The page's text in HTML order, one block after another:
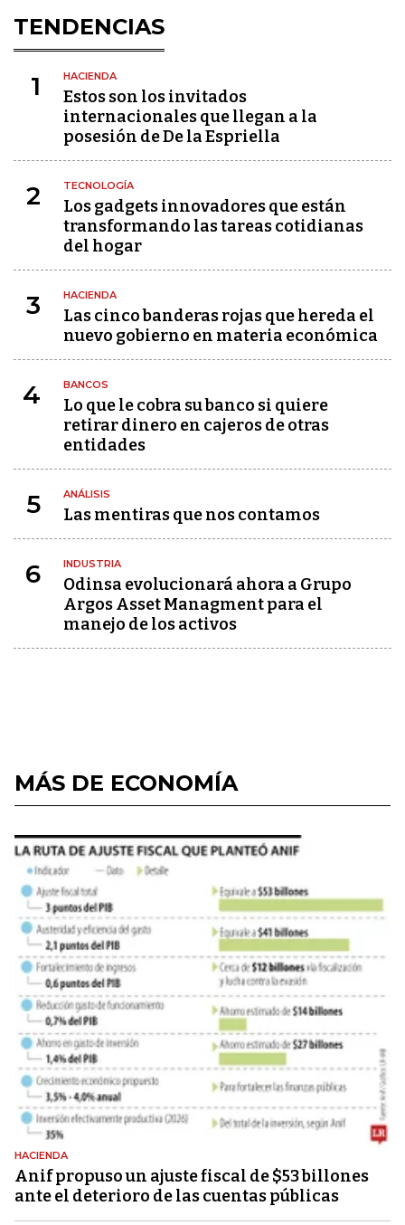
TENDENCIAS
1 HACIENDA
Estos son los invitados
internacionales que llegan a la
posesión de De la Espriella
2 TECNOLOGÍA
Los gadgets innovadores que están
transformando las tareas cotidianas
del hogar
3 HACIENDA
Las cinco banderas rojas que hereda el
nuevo gobierno en materia económica
4 BANCOS
Lo que le cobra su banco si quiere
retirar dinero en cajeros de otras
entidades
5 ANÁLISIS
Las mentiras que nos contamos
6 INDUSTRIA
Odinsa evolucionará ahora a Grupo
Argos Asset Managment para el
manejo de los activos
MÁS DE ECONOMÍA
HACIENDA
Anif propuso un ajuste fiscal de $53 billones
ante el deterioro de las cuentas públicas